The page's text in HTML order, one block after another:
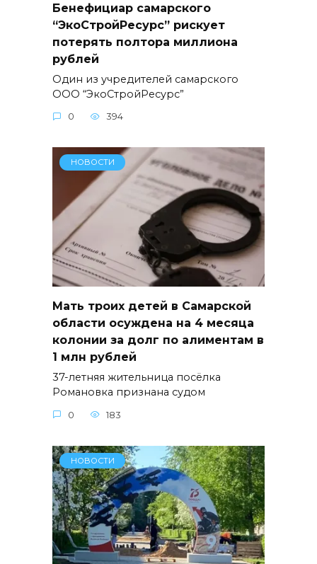
Бенефициар самарского
“ЭкоСтройРесурс” рискует
потерять полтора миллиона
рублей
Один из учредителей самарского
ООО “ЭкоСтройРесурс”
0 394
НОВОСТИ
Мать троих детей в Самарской
области осуждена на 4 месяца
колонии за долг по алиментам в
1 млн рублей
37-летняя жительница посёлка
Романовка признана судом
0 183
НОВОСТИ